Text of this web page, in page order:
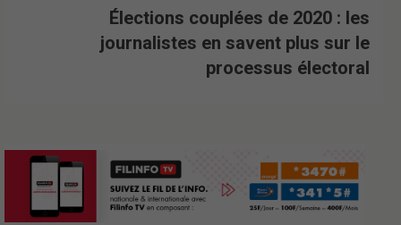
Élections couplées de 2020 : les
journalistes en savent plus sur le
processus électoral